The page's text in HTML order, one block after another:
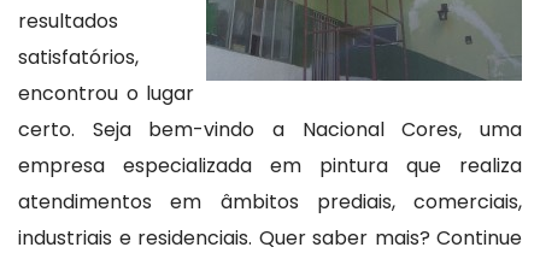
resultados
satisfatórios,
encontrou o lugar
certo. Seja bem-vindo a Nacional Cores, uma
empresa especializada em pintura que realiza
atendimentos em âmbitos prediais, comerciais,
industriais e residenciais. Quer saber mais? Continue